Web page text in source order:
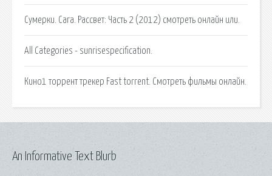
Сумерки. Сага. Рассвет: Часть 2 (2012) смотреть онлайн или.
All Categories - sunrisespecification.
Кино1 торрент трекер Fast torrent. Смотреть фильмы онлайн.
An Informative Text Blurb